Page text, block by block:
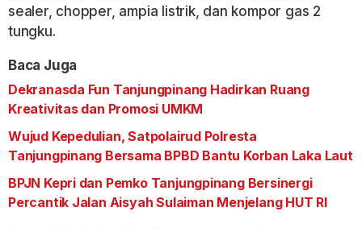
sealer, chopper, ampia listrik, dan kompor gas 2
tungku.
Baca Juga
Dekranasda Fun Tanjungpinang Hadirkan Ruang
Kreativitas dan Promosi UMKM
Wujud Kepedulian, Satpolairud Polresta
Tanjungpinang Bersama BPBD Bantu Korban Laka Laut
BPJN Kepri dan Pemko Tanjungpinang Bersinergi
Percantik Jalan Aisyah Sulaiman Menjelang HUT RI